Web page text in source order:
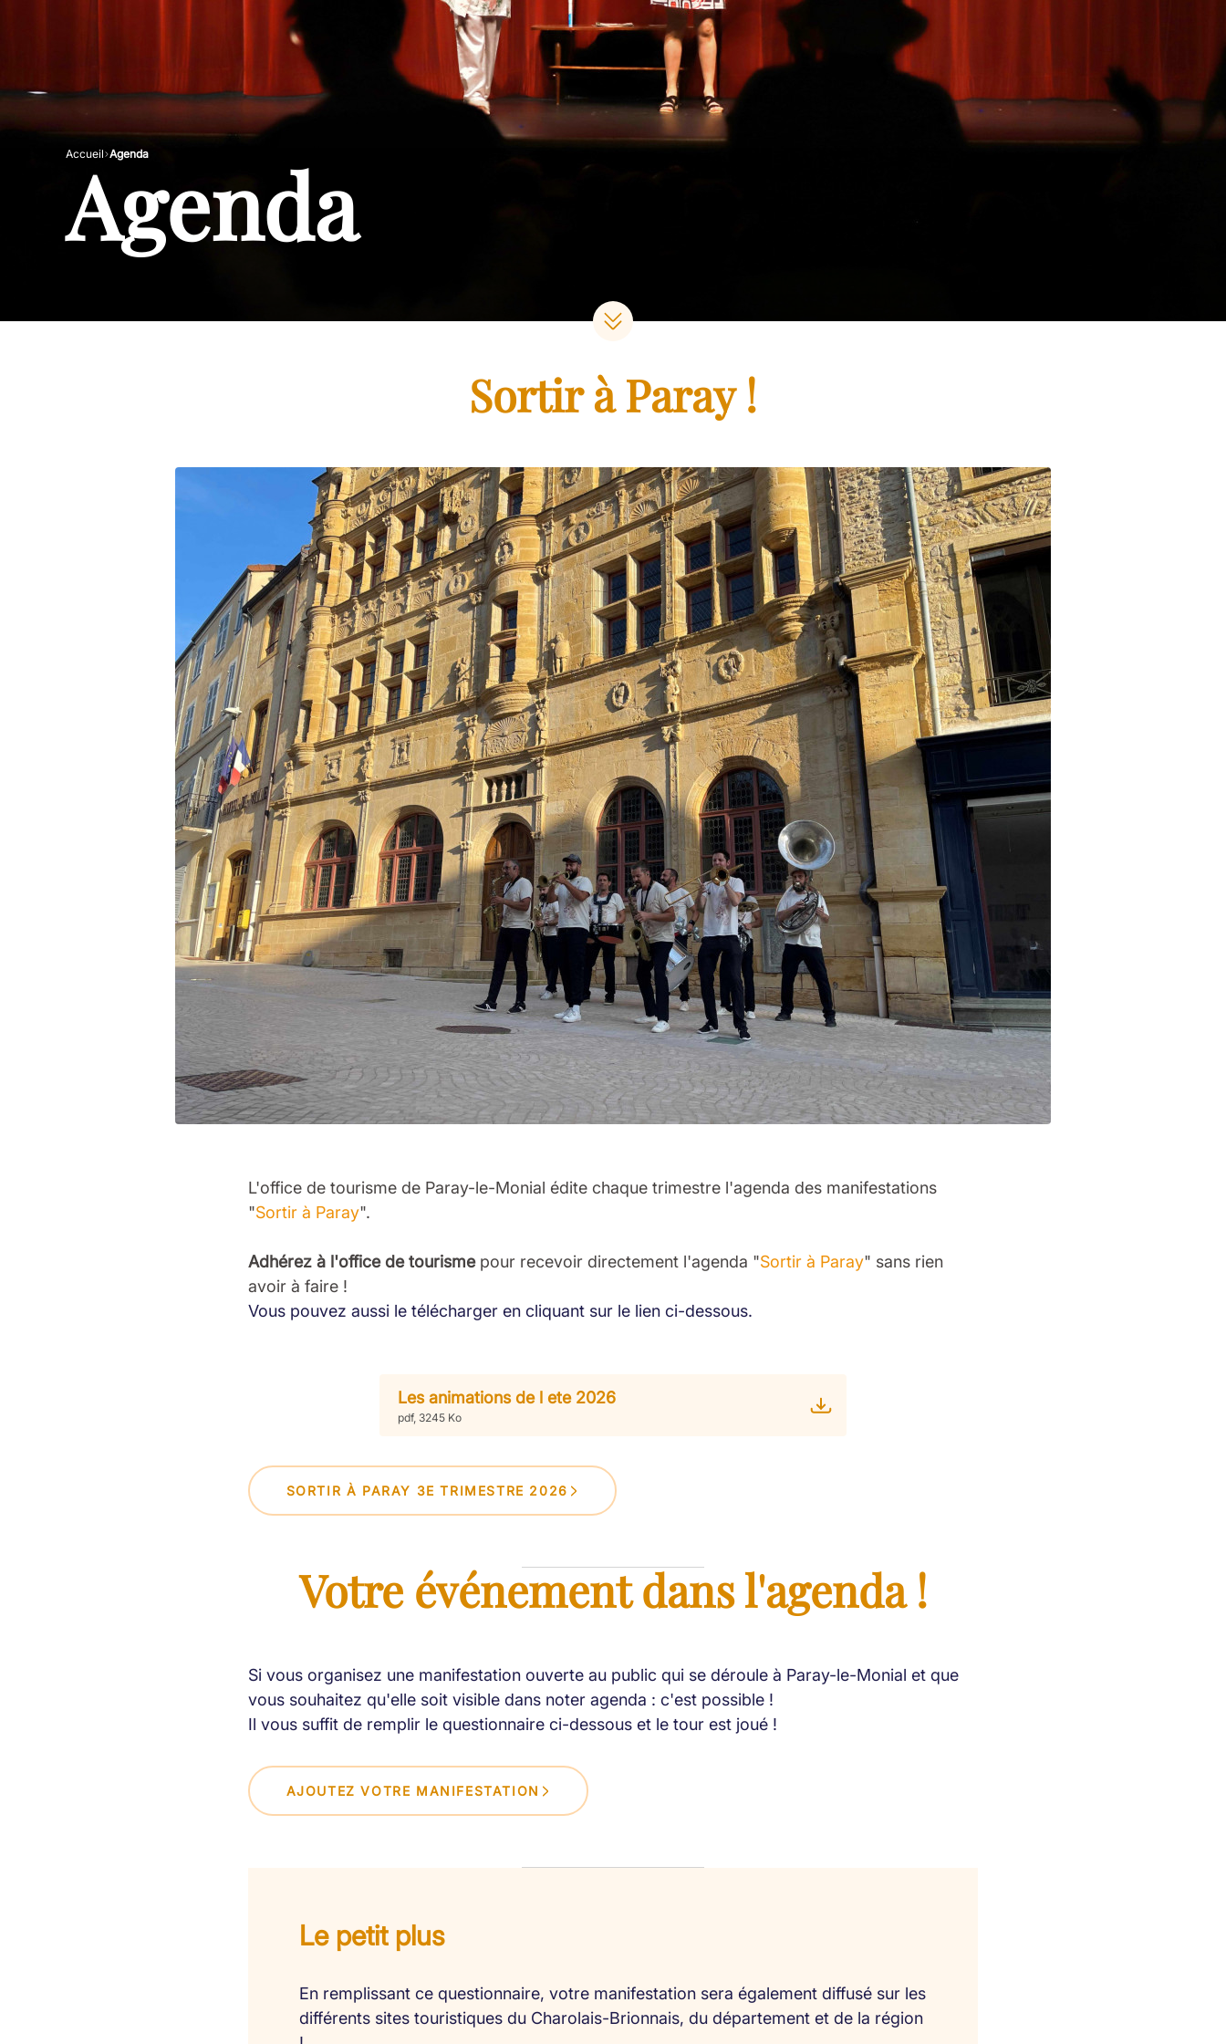
Accueil Agenda
Agenda
Sortir à Paray !
L'office de tourisme de Paray-le-Monial édite chaque trimestre l'agenda des manifestations
"Sortir à Paray".
Adhérez à l'office de tourismepour recevoir directement l'agenda "Sortir à Paray" sans rien
avoir à faire !
Vous pouvez aussi le télécharger en cliquant sur le lien ci-dessous.
Les animations de l ete 2026
pdf, 3245 Ko
SORTIR À PARAY 3E TRIMESTRE 2026
Votre événement dans l'agenda !
Si vous organisez une manifestation ouverte au public qui se déroule à Paray-le-Monial et que
vous souhaitez qu'elle soit visible dans noter agenda : c'est possible !
Il vous suffit de remplir le questionnaire ci-dessous et le tour est joué !
AJOUTEZ VOTRE MANIFESTATION
Le petit plus
En remplissant ce questionnaire, votre manifestation sera également diffusé sur les
différents sites touristiques du Charolais-Brionnais, du département et de la région